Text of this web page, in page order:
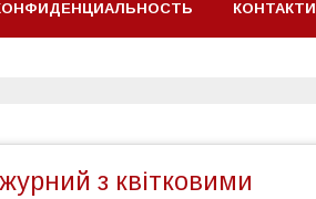
КОНТАКТИ
з квітковими